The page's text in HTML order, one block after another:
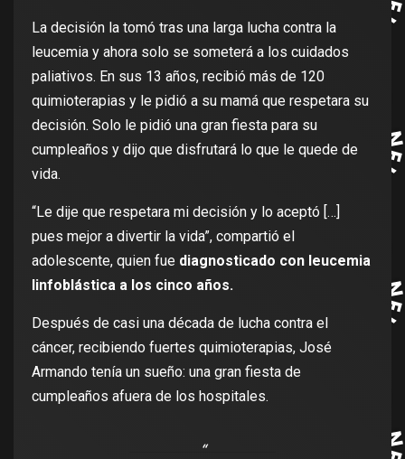
La decisión la tomó tras una larga lucha contra la
leucemia y ahora solo se someterá a los cuidados
paliativos. En sus 13 años, recibió más de 120
quimioterapias y le pidió a su mamá que respetara su
decisión. Solo le pidió una gran fiesta para su
cumpleaños y dijo que disfrutará lo que le quede de
vida.
“Le dije que respetara mi decisión y lo aceptó […]
pues mejor a divertir la vida”, compartió el
adolescente, quien fue diagnosticado con leucemia
linfoblástica a los cinco años.
Después de casi una década de lucha contra el
cáncer, recibiendo fuertes quimioterapias, José
Armando tenía un sueño: una gran fiesta de
cumpleaños afuera de los hospitales.